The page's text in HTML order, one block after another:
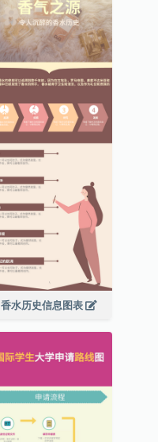
香水历史信息图表